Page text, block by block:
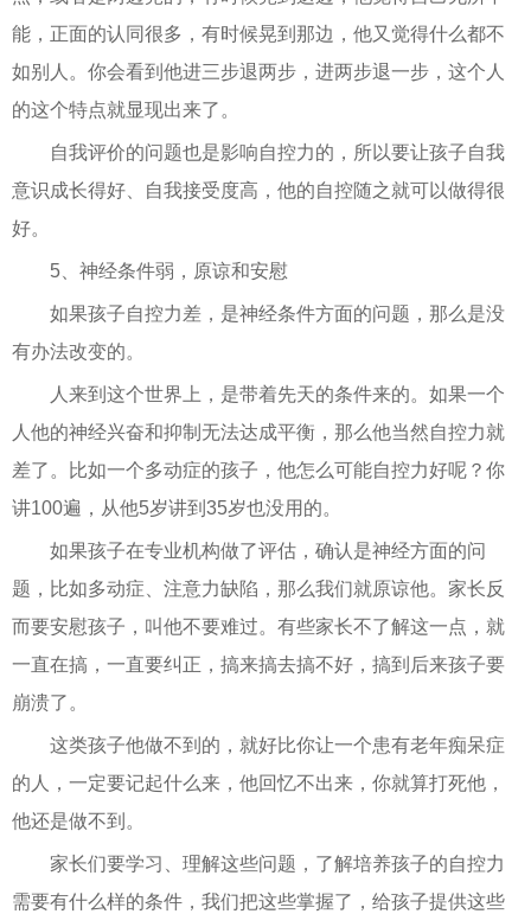
能，正面的认同很多，有时候晃到那边，他又觉得什么都不
如别人。你会看到他进三步退两步，进两步退一步，这个人
的这个特点就显现出来了。
自我评价的问题也是影响自控力的，所以要让孩子自我
意识成长得好、自我接受度高，他的自控随之就可以做得很
好。
5、神经条件弱，原谅和安慰
如果孩子自控力差，是神经条件方面的问题，那么是没
有办法改变的。
人来到这个世界上，是带着先天的条件来的。如果一个
人他的神经兴奋和抑制无法达成平衡，那么他当然自控力就
差了。比如一个多动症的孩子，他怎么可能自控力好呢？你
讲100遍，从他5岁讲到35岁也没用的。
如果孩子在专业机构做了评估，确认是神经方面的问
题，比如多动症、注意力缺陷，那么我们就原谅他。家长反
而要安慰孩子，叫他不要难过。有些家长不了解这一点，就
一直在搞，一直要纠正，搞来搞去搞不好，搞到后来孩子要
崩溃了。
这类孩子他做不到的，就好比你让一个患有老年痴呆症
的人，一定要记起什么来，他回忆不出来，你就算打死他，
他还是做不到。
家长们要学习、理解这些问题，了解培养孩子的自控力
需要有什么样的条件，我们把这些掌握了，给孩子提供这些